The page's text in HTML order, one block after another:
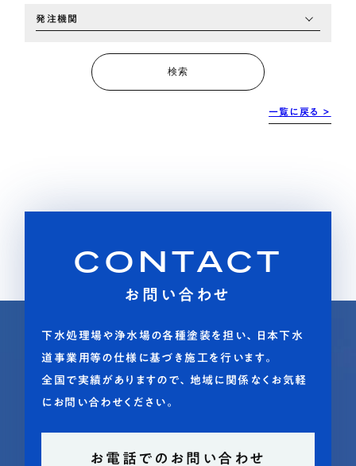
発注機関
検索
一覧に戻る >
CONTACT
お問い合わせ
下水処理場や浄水場の各種塗装を担い、日本下水
道事業用等の仕様に基づき施工を行います。
全国で実績がありますので、地域に関係なくお気軽
にお問い合わせください。
お電話でのお問い合わせ